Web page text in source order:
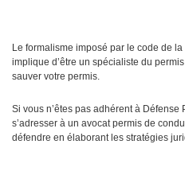
Le formalisme imposé par le code de
implique d’être un spécialiste du
sauver votre permis.
Si vous n’êtes pas adhérent à
s’adresser à un avocat permis de
défendre en élaborant les stratégies